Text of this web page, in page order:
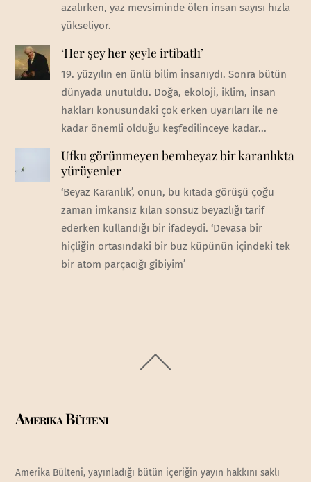
azalırken, yaz mevsiminde ölen insan sayısı hızla
yükseliyor.
‘Her şey her şeyle irtibatlı’
19. yüzyılın en ünlü bilim insanıydı. Sonra bütün
dünyada unutuldu. Doğa, ekoloji, iklim, insan
hakları konusundaki çok erken uyarıları ile ne
kadar önemli olduğu keşfedilinceye kadar...
Ufku görünmeyen bembeyaz bir karanlıkta
yürüyenler
‘Beyaz Karanlık’, onun, bu kıtada görüşü çoğu
zaman imkansız kılan sonsuz beyazlığı tarif
ederken kullandığı bir ifadeydi. ‘Devasa bir
hiçliğin ortasındaki bir buz küpünün içindeki tek
bir atom parçacığı gibiyim’
To
Amerika Bülteni
Amerika Bülteni, yayınladığı bütün içeriğin yayın hakkını saklı